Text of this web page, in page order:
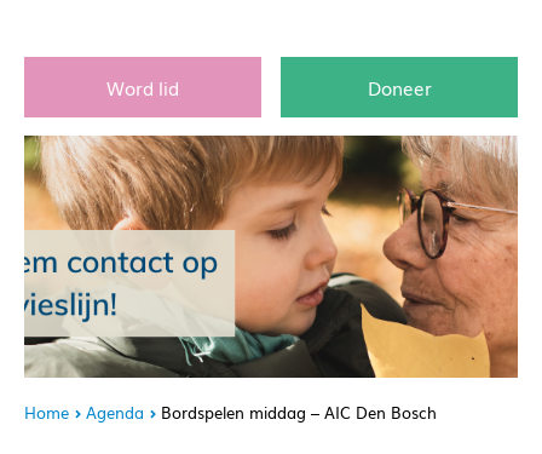
Word lid Doneer
Home Agenda Bordspelen middag – AIC Den Bosch